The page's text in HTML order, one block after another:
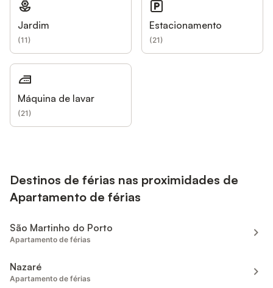
Jardim
(11)
Estacionamento
(21)
Máquina de lavar
(21)
Destinos de férias nas proximidades de
Apartamento de férias
São Martinho do Porto
Apartamento de férias
Nazaré
Apartamento de férias